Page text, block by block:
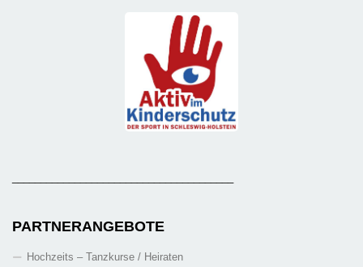
PARTNERANGEBOTE
Hochzeits – Tanzkurse / Heiraten